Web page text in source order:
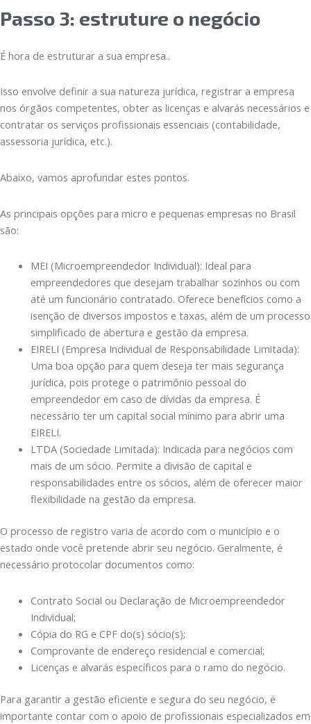
Passo 3: estruture o negócio
É hora de estruturar a sua empresa..
Isso envolve definir a sua natureza jurídica, registrar a empresa
nos órgãos competentes, obter as licenças e alvarás necessários e
contratar os serviços profissionais essenciais (contabilidade,
assessoria jurídica, etc.).
Abaixo, vamos aprofundar estes pontos.
As principais opções para micro e pequenas empresas no Brasil
são:
MEI (Microempreendedor Individual): Ideal para
empreendedores que desejam trabalhar sozinhos ou com
até um funcionário contratado. Oferece benefícios como a
isenção de diversos impostos e taxas, além de um processo
simplificado de abertura e gestão da empresa.
EIRELI (Empresa Individual de Responsabilidade Limitada):
Uma boa opção para quem deseja ter mais segurança
jurídica, pois protege o patrimônio pessoal do
empreendedor em caso de dívidas da empresa. É
necessário ter um capital social mínimo para abrir uma
EIRELI.
LTDA (Sociedade Limitada): Indicada para negócios com
mais de um sócio. Permite a divisão de capital e
responsabilidades entre os sócios, além de oferecer maior
flexibilidade na gestão da empresa.
O processo de registro varia de acordo com o município e o
estado onde você pretende abrir seu negócio. Geralmente, é
necessário protocolar documentos como:
Contrato Social ou Declaração de Microempreendedor
Individual;
Cópia do RG e CPF do(s) sócio(s);
Comprovante de endereço residencial e comercial;
Licenças e alvarás específicos para o ramo do negócio.
Para garantir a gestão eficiente e segura do seu negócio, é
importante contar com o apoio de profissionais especializados em